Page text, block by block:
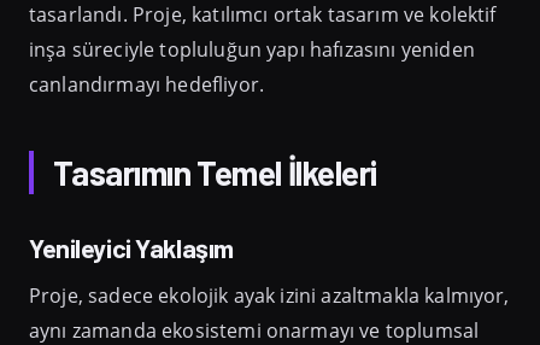
tasarlandı. Proje, katılımcı ortak tasarım ve kolektif
inşa süreciyle topluluğun yapı hafızasını yeniden
canlandırmayı hedefliyor.
Tasarımın Temel İlkeleri
Yenileyici Yaklaşım
Proje, sadece ekolojik ayak izini azaltmakla kalmıyor,
aynı zamanda ekosistemi onarmayı ve toplumsal